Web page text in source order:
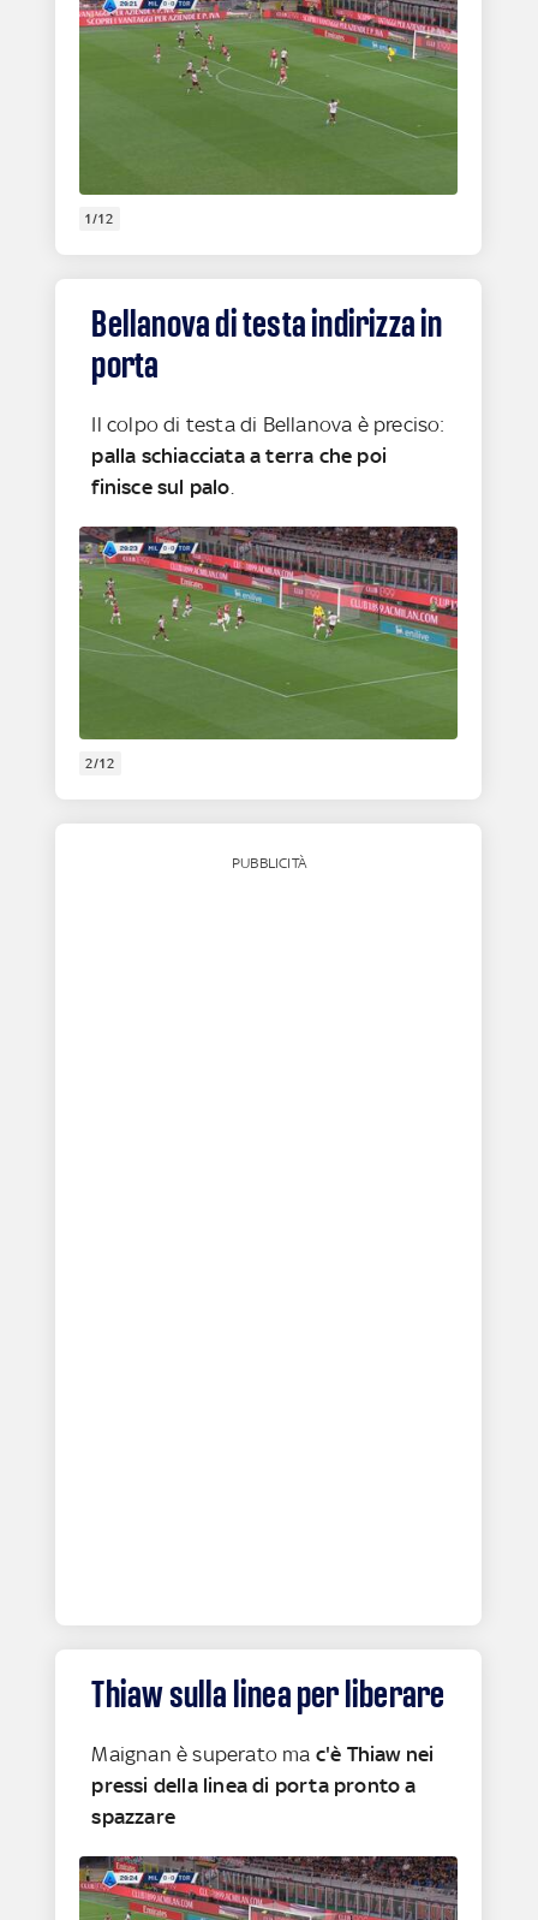
1/12
Bellanova di testa indirizza in
porta
Il colpo di testa di Bellanova è preciso:
palla schiacciata a terra che poi
finisce sul palo.
2/12
PUBBLICITÀ
Thiaw sulla linea per liberare
Maignan è superato ma c'è Thiaw nei
pressi della linea di porta pronto a
spazzare